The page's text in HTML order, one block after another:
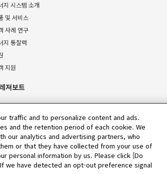
지 시스템 소개
및 서비스
사례 연구
지 통찰력
지원
져보트
고지
traffic and to personalize content and ads.
and the retention period of each cookie. We
our analytics and advertising partners, who
or that they have collected from your use of
personal information by us. Please click [Do
we have detected an opt-out preference signal